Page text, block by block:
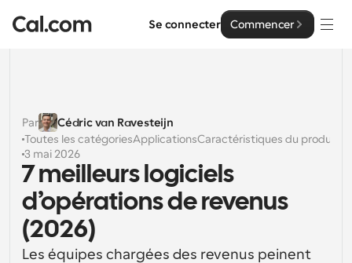
Se connecter Commencer
Solutions
Par taille d'équipe
Pour les particuliers
Planification personnelle simplifiée
Pour les équipes
Planification collaborative pour les groupes
Entreprise
Développeur
Cal.ai
Par
Cédric van Ravesteijn
Toutes les catégoriesApplicationsCaractéristiques du produit
3 mai 2026
7 meilleurs logiciels
d’opérations de revenus
(2026)
Les équipes chargées des revenus peinent